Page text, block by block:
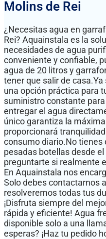
Molins de Rei
¿Necesitas agua en
Rei? Aquainstala es la
necesidades de agua
conveniente y confiable,
agua de 20 litros y
tener que salir de
una opción práctica para
suministro constante
entregar el agua
único garantiza la
proporcionará
consumo diario.No tienes
pesadas botellas desde
preguntarte si realmente
En Aquainstala nos
Solo debes contactarnos
resolveremos todas tus
¡Disfruta siempre del
rápida y eficiente! Agua
disponible solo a una
esperas? ¡Haz tu pedido